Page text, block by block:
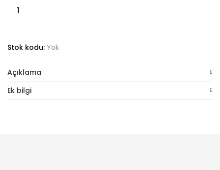
Kot
Pantolon
adet
Stok kodu: Yok
Açıklama
Ek bilgi